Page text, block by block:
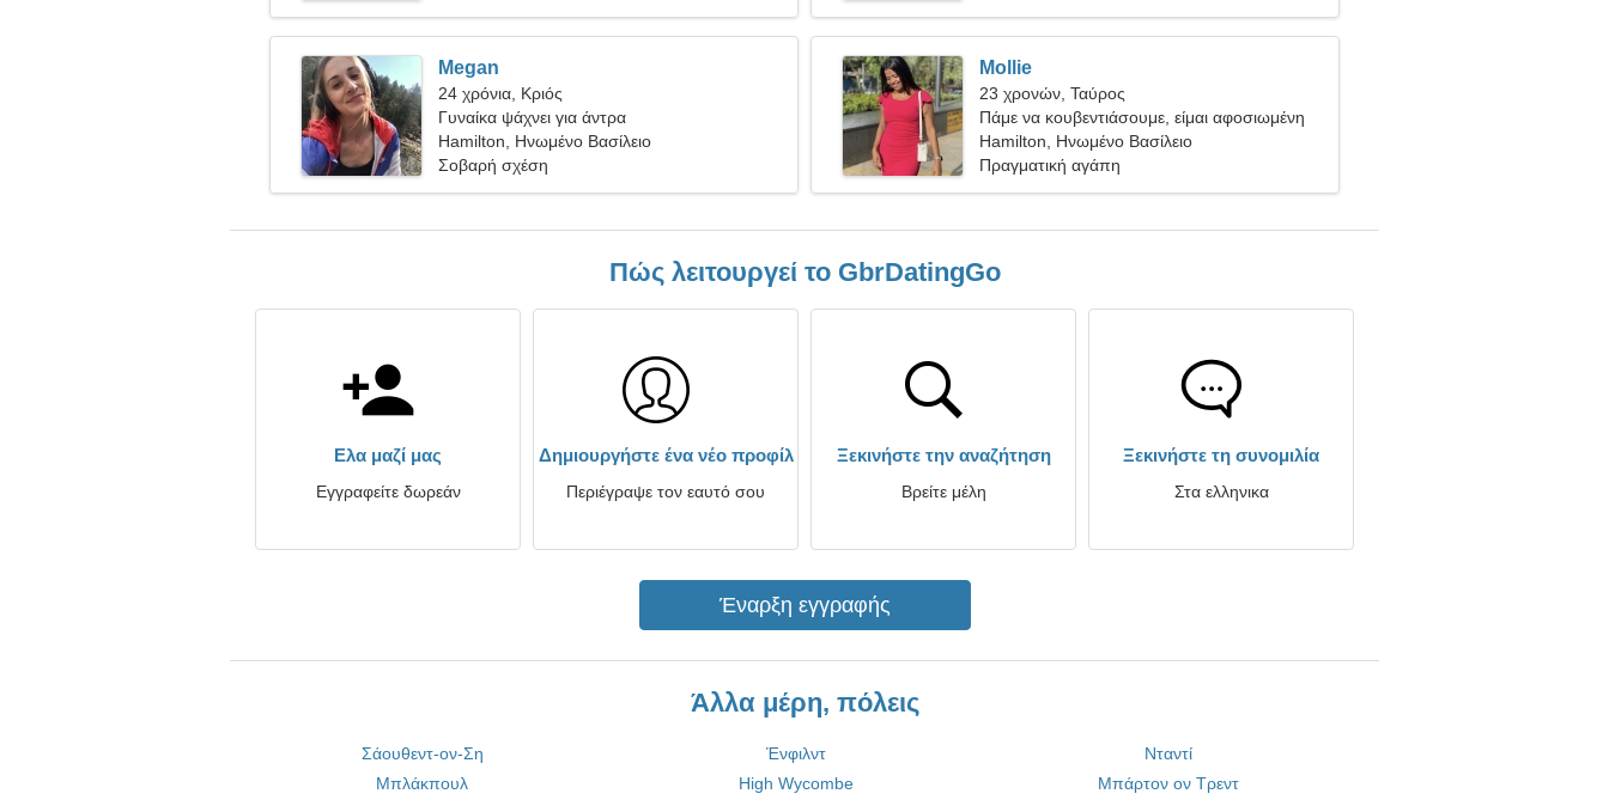
Megan
24 χρόνια, Κριός
Γυναίκα ψάχνει για άντρα
Hamilton, Ηνωμένο Βασίλειο
Σοβαρή σχέση
Mollie
23 χρονών, Ταύρος
Πάμε να κουβεντιάσουμε, είμαι αφοσιωμένη
γυναίκα
Hamilton, Ηνωμένο Βασίλειο
Πραγματική αγάπη
Πώς λειτουργεί το GbrDatingGo
Ελα μαζί μας
Εγγραφείτε δωρεάν
Δημιουργήστε ένα νέο προφίλ
Περιέγραψε τον εαυτό σου
Ξεκινήστε την αναζήτηση
Βρείτε μέλη
Ξεκινήστε τη συνομιλία
Στα ελληνικα
Έναρξη εγγραφής
Άλλα μέρη, πόλεις
Σάουθεντ-ον-Ση Ένφιλντ
Νταντί
Μπλάκπουλ
High Wycombe
Μπάρτον ον Τρεντ